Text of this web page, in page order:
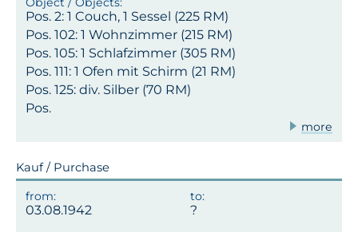
Pos. 2: 1 Couch, 1 Sessel (225 RM)
Pos. 102: 1 Wohnzimmer (215 RM)
Pos. 105: 1 Schlafzimmer (305 RM)
Pos. 111: 1 Ofen mit Schirm (21 RM)
Pos. 125: div. Silber (70 RM)
Pos.
more
Kauf / Purchase
03.08.1942